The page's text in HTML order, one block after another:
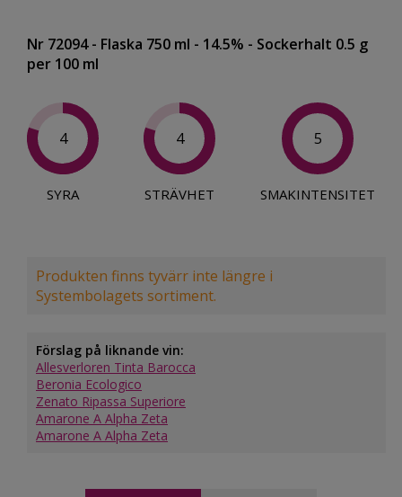
Nr 72094 - Flaska 750 ml - 14.5% - Sockerhalt 0.5 g
per 100 ml
4
SYRA
4
STRÄVHET
5
SMAKINTENSITET
Produkten finns tyvärr inte längre i
Systembolagets sortiment.
Förslag på liknande vin:
Allesverloren Tinta Barocca
Beronia Ecologico
Zenato Ripassa Superiore
Amarone A Alpha Zeta
Amarone A Alpha Zeta